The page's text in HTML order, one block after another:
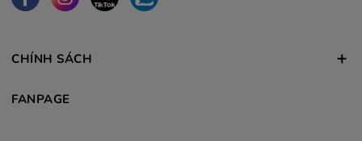
CHÍNH SÁCH
FANPAGE